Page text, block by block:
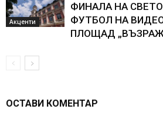
Акценти
ФИНАЛА НА
ФУТБОЛ НА
ПЛОЩАД
ОСТАВИ КОМЕНТАР